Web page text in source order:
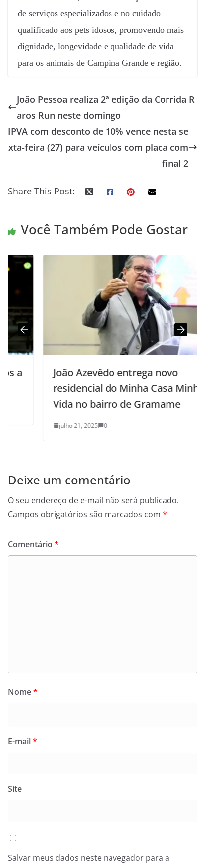
de serviços especializados e no cuidado
qualificado aos pets idosos, promovendo mais
dignidade, longevidade e qualidade de vida
para os animais de Campina Grande e região.
João Pessoa realiza 2ª edição da Corrida R
aros Run neste domingo
IPVA com desconto de 10% vence nesta se
xta-feira (27) para veículos com placa com
final 2
Share This Post:
Você Também Pode Gostar
João Azevêdo entrega novo
residencial do Minha Casa Minha
Vida no bairro de Gramame
julho 21, 2025 0
Deixe um comentário
O seu endereço de e-mail não será publicado.
Campos obrigatórios são marcados com *
Comentário *
Nome*
E-mail*
Site
Salvar meus dados neste navegador para a